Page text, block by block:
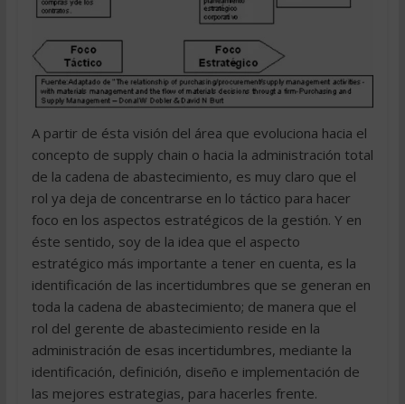
A partir de ésta visión del área que evoluciona hacia el
concepto de supply chain o hacia la administración total
de la cadena de abastecimiento, es muy claro que el
rol ya deja de concentrarse en lo táctico para hacer
foco en los aspectos estratégicos de la gestión. Y en
éste sentido, soy de la idea que el aspecto
estratégico más importante a tener en cuenta, es la
identificación de las incertidumbres que se generan en
toda la cadena de abastecimiento; de manera que el
rol del gerente de abastecimiento reside en la
administración de esas incertidumbres, mediante la
identificación, definición, diseño e implementación de
las mejores estrategias, para hacerles frente.